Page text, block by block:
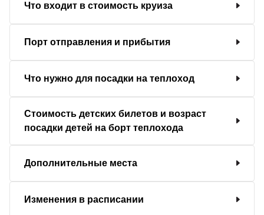
Что входит в стоимость круиза
Порт отправления и прибытия
Что нужно для посадки на теплоход
Стоимость детских билетов и возраст
посадки детей на борт теплохода
Дополнительные места
Изменения в расписании